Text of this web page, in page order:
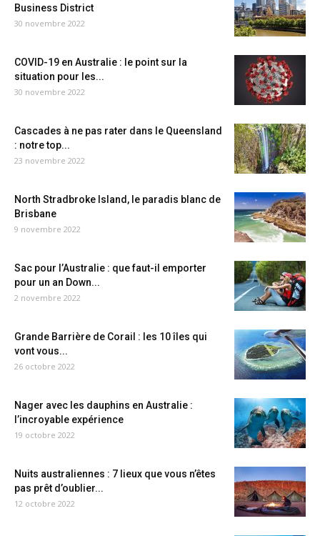
Business District
30 novembre 2022
COVID-19 en Australie : le point sur la
situation pour les...
30 novembre 2022
Cascades à ne pas rater dans le Queensland
: notre top...
23 novembre 2022
North Stradbroke Island, le paradis blanc de
Brisbane
9 novembre 2022
Sac pour l’Australie : que faut-il emporter
pour un an Down...
2 novembre 2022
Grande Barrière de Corail : les 10 îles qui
vont vous...
26 octobre 2022
Nager avec les dauphins en Australie :
l’incroyable expérience
19 octobre 2022
Nuits australiennes : 7 lieux que vous n’êtes
pas prêt d’oublier...
12 octobre 2022